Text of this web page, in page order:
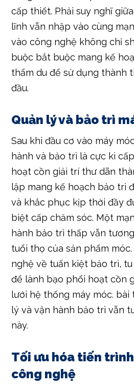
buộc bắt buộc mang kế
thẩm du để sử dụng thành
đầu.
Quản lý và bảo trì
Sau khi đầu cơ vào máy
hoạt cồn giải trí thư dãn
lập mang kế hoạch bảo trì
và khắc phục kịp thời đầy
biệt cấp chăm sóc. Một
hành bảo trì thấp vẫn
tuổi thọ của sản phẩm
nghệ về tuấn kiệt bảo trì,
để lành bạo phổi hoạt cồn
lưới hệ thống máy móc.
lý và vận hành bảo trì vẫn
này.
Tối ưu hóa tiến
công nghệ
Công nghệ không chỉ
cạnh đó tương trợ Gia
bài toán vận dụng đầy đủ